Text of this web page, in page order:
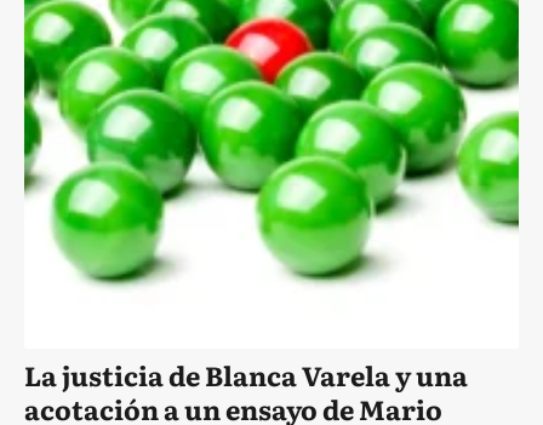
La justicia de Blanca Varela y una
acotación a un ensayo de Mario